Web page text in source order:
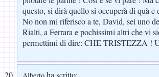
questo, si dirà quello si occuperà di quà e
No non mi riferisco a te, David, sei uno
Rialti, a Ferrara e pochissimi altri che vi
permettimi di dire: CHE TRISTEZZA !
Alberto ha scritto: